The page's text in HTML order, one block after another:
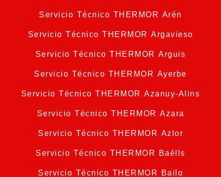
Servicio Técnico THERMOR Arén
Servicio Técnico THERMOR Argavieso
Servicio Técnico THERMOR Arguis
Servicio Técnico THERMOR Ayerbe
Servicio Técnico THERMOR Azanuy-Alins
Servicio Técnico THERMOR Azara
Servicio Técnico THERMOR Azlor
Servicio Técnico THERMOR Baélls
Servicio Técnico THERMOR Bailo